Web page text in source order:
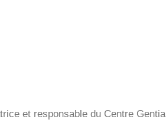
et responsable du Centre